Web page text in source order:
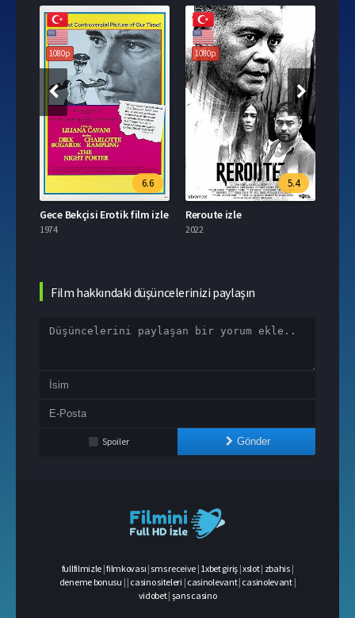
1080p
6.6
Gece Bekçisi Erotik film izle
1974
1080p
5.4
Reroute izle
2022
Film hakkındaki düşüncelerinizi paylaşın
Spoiler Gönder
fullfilmizle |filmkovası | sms receive | 1xbet giriş|xslot| zbahis|
deneme bonusu | | casino siteleri | casinolevant| casinolevant|
vidobet| şans casino